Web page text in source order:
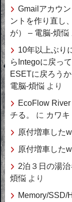
Gmailアカウン
ントを作り直し
が） – 電脳-煩悩
10年以上ぶり
らIntegoに戻って
ESETに戻ろう
電脳-煩悩 より
EcoFlow
チる。
に カワキ
原付増車したw
原付増車したw
2泊３日の湯
煩悩 より
Memory/SSD/